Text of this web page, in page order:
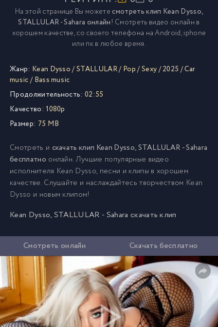
На этой странице Вы можетесмотреть клип Kean Dysso,
STALLULAR - Sahara онлайн! Смотреть видео онлайн в
хорошем качестве, со своего телефона на Android, iphone
или пк в любое время.
Жанр: Kean Dysso/STALLULAR/ Pop/Sexy/2025 /Car
music/ Bass music
Продолжительность: 02:55
Качество: 1080p
Размер: 75 MB
Смотреть и скачать клип Kean Dysso, STALLULAR - Sahara
бесплатно онлайн. Лучшие популярные видео
исполнителя Kean Dysso, песни и клипы в хорошем
качестве. Слушайте и наслаждайтесь творчеством Kean
Dysso и новым клипом!
Kean Dysso, STALLULAR - Sahara скачать клип
Смотреть онлайн Скачать бесплатно